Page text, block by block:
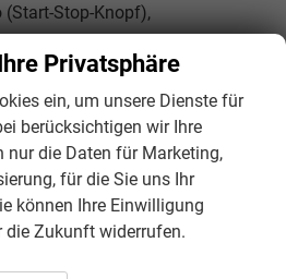
(Start-Stop-Knopf),
Fahrassistenz-System:
(ACC / PCC) mit
Regelung, Fahrassistenz-
Notrufsystem,
Supersport, Leder) mit
Außenspiegel elektr.
mit Spiegelabsenkung
Privatsphäre
ein, um unsere Dienste für
berücksichtigen wir Ihre
nur die Daten für Marketing,
für die Sie uns Ihr
können Ihre Einwilligung
die Zukunft widerrufen.